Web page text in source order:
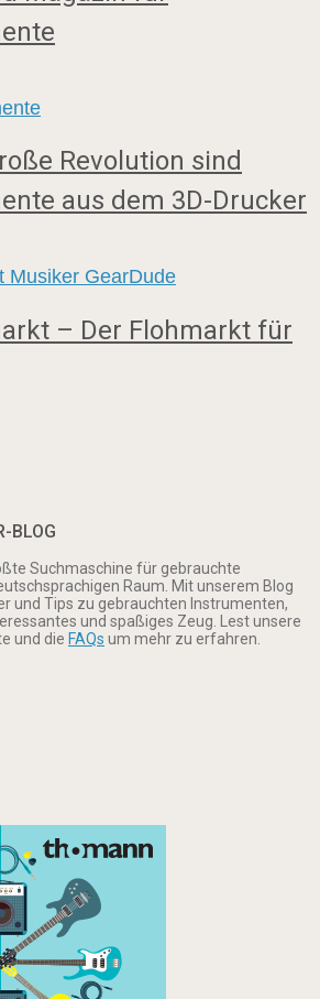
Revolution sind
aus dem 3D-Drucker
– Der Flohmarkt für
BLOG
Suchmaschine für gebrauchte
Raum. Mit unserem Blog
und Tips zu gebrauchten Instrumenten,
und spaßiges Zeug. Lest unsere
und die FAQs um mehr zu erfahren.